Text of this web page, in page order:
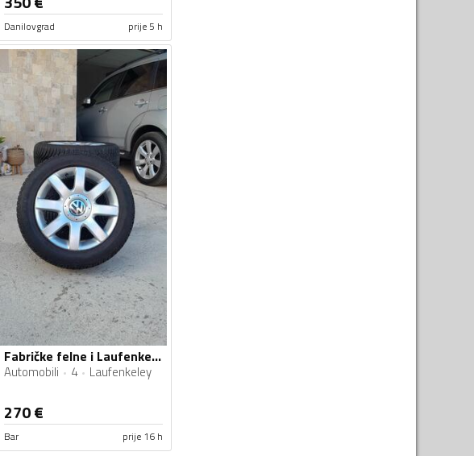
Danilovgrad prije 5 h
Fabričke felne i Laufenkeley gume
Automobili 4 Laufenkeley
270€
Bar prije 16 h